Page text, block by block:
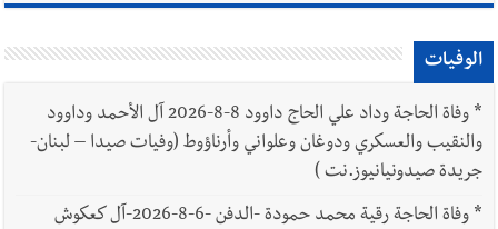
الوفيات
*
وفاة الحاجة وداد علي الحاج داوود 8-8-2026 آل الأحمد وداوود
والنقيب والعسكري ودوغان وعلواني وأرناؤوط (وفيات صيدا – لبنان-
جريدة صيدونيانيوز.نت )
*
وفاة الحاجة رقية محمد حمودة -الدفن -6-8-2026-آل كعكوش